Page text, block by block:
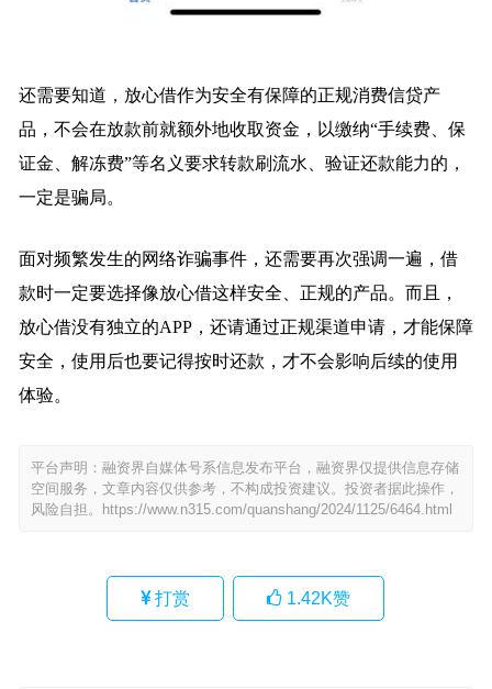
还需要知道，放心借作为安全有保障的正规消费信贷产
品，不会在放款前就额外地收取资金，以缴纳“手续费、保
证金、解冻费”等名义要求转款刷流水、验证还款能力的，
一定是骗局。
面对频繁发生的网络诈骗事件，还需要再次强调一遍，借
款时一定要选择像放心借这样安全、正规的产品。而且，
放心借没有独立的APP，还请通过正规渠道申请，才能保障
安全，使用后也要记得按时还款，才不会影响后续的使用
体验。
平台声明：融资界自媒体号系信息发布平台，融资界仅提供信息存储
空间服务，文章内容仅供参考，不构成投资建议。投资者据此操作，
风险自担。
https://www.n315.com/quanshang/2024/1125/6464.html
打赏 1.42K赞